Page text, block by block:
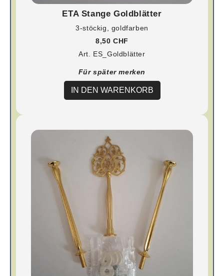
ETA Stange Goldblätter
3-stöckig, goldfarben
8,50 CHF
Art. ES_Goldblätter
Für später merken
IN DEN WARENKORB